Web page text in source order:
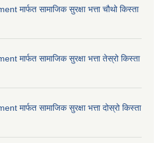
मार्फत सामाजिक सुरक्षा भत्ता चौथो किस्ता
मार्फत सामाजिक सुरक्षा भत्ता तेस्रो किस्ता
सामाजिक सुरक्षा भत्ता दोस्रो किस्ता